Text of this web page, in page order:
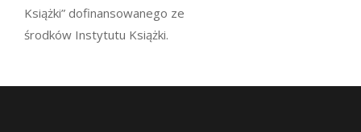
Książki” dofinansowanego ze
środków Instytutu Książki.